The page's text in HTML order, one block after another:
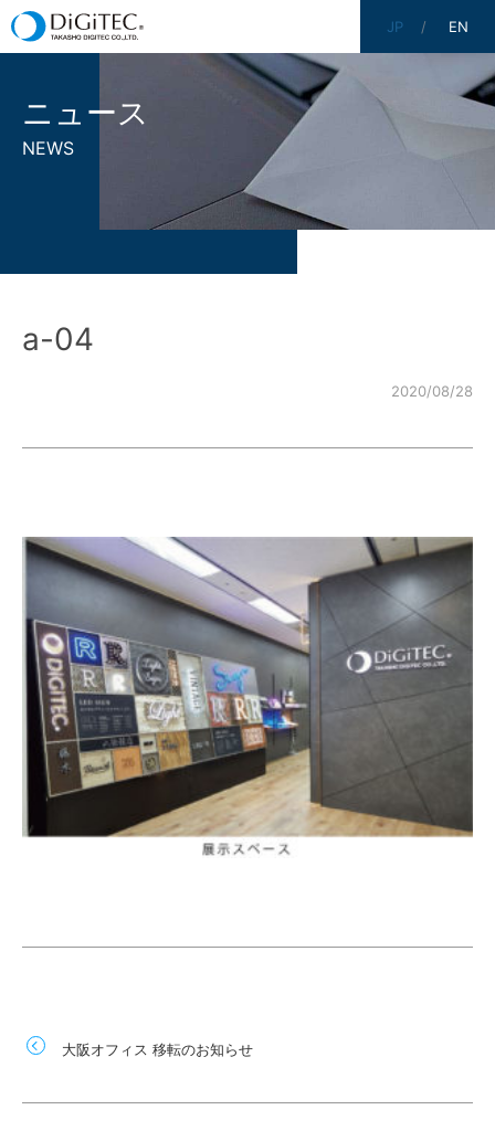
JP EN
ニュース
NEWS
a-04
2020/08/28
大阪オフィス 移転のお知らせ